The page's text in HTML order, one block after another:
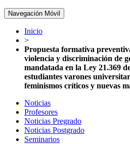
Navegación Móvil
Inicio
>
Propuesta formativa
violencia y discriminación de
mandatada en la Ley 21.369
estudiantes varones
feminismos críticos y nuevas
Noticias
Profesores
Noticias Pregrado
Noticias Postgrado
Seminarios